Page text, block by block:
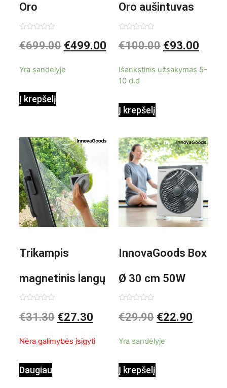
Oro
kondicionierius
0
iš
€699.00 €499.00
Yra sandėlyje
Į krepšelį
Oro aušintuvas
be ašmenų 3in1
0
iš
€100.00 €93.00
Išankstinis užsakymas 5-
10 d.d
Į krepšelį
Trikampis
magnetinis langų
valiklis Klinmag
0
iš
€31.30 €27.30
Nėra galimybės įsigyti
Daugiau
InnovaGoods Box
Ø 30 cm 50W
Baltai pilkas
0
iš
€29.90 €22.90
Yra sandėlyje
Į krepšelį